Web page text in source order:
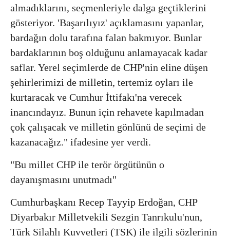
almadıklarını, seçmenleriyle dalga geçtiklerini
gösteriyor. 'Başarılıyız' açıklamasını yapanlar,
bardağın dolu tarafına falan bakmıyor. Bunlar
bardaklarının boş olduğunu anlamayacak kadar
saflar. Yerel seçimlerde de CHP'nin eline düşen
şehirlerimizi de milletin, tertemiz oyları ile
kurtaracak ve Cumhur İttifakı'na verecek
inancındayız. Bunun için rehavete kapılmadan
çok çalışacak ve milletin gönlünü de seçimi de
kazanacağız." ifadesine yer verdi.
"Bu millet CHP ile terör örgütünün o
dayanışmasını unutmadı"
Cumhurbaşkanı Recep Tayyip Erdoğan, CHP
Diyarbakır Milletvekili Sezgin Tanrıkulu'nun,
Türk Silahlı Kuvvetleri (TSK) ile ilgili sözlerinin